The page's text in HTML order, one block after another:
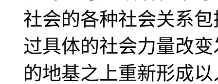
社会的各种社会关系
过具体的社会力量改
的地基之上重新形成